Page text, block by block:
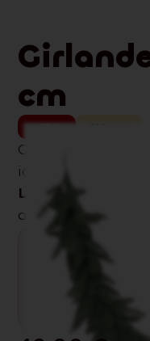
cm
-25%
Girlande Classic 50
ideal für
LED
angenehmes